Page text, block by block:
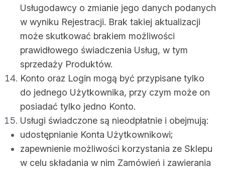
Usługodawcy o zmianie jego danych podanych
w wyniku Rejestracji. Brak takiej aktualizacji
może skutkować brakiem możliwości
prawidłowego świadczenia Usług, w tym
sprzedaży Produktów.
Konto oraz Login mogą być przypisane tylko
do jednego Użytkownika, przy czym może on
posiadać tylko jedno Konto.
Usługi świadczone są nieodpłatnie i obejmują:
udostępnianie Konta Użytkownikowi;
zapewnienie możliwości korzystania ze Sklepu
w celu składania w nim Zamówień i zawierania